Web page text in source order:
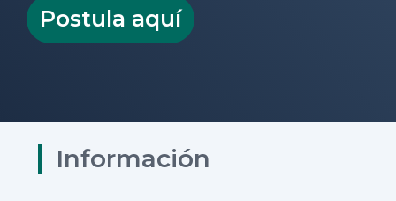
Postula aquí
Información